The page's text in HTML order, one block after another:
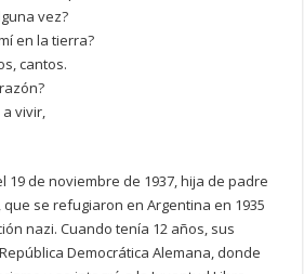
vez?
en la tierra?
cantos.
vivir,
19 de noviembre de 1937, hija de padre
se refugiaron en Argentina en 1935
nazi. Cuando tenía 12 años, sus
Democrática Alemana, donde